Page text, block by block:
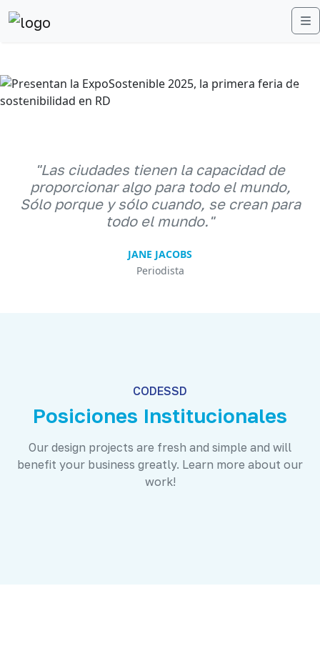
Anterior
"Las ciudades tienen la capacidad de
proporcionar algo para todo el mundo,
Sólo porque y sólo cuando, se crean para
todo el mundo."
JANE JACOBS
Periodista
CODESSD
Posiciones Institucionales
Our design projects are fresh and simple and will
benefit your business greatly. Learn more about our
work!